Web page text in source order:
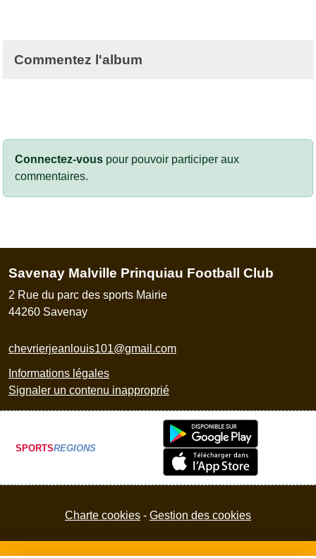
Commentez l'album
Connectez-vous pour pouvoir participer aux
commentaires.
Savenay Malville Prinquiau Football Club
2 Rue du parc des sports Mairie
44260 Savenay
chevrierjeanlouis101@gmail.com
Informations légales
Signaler un contenu inapproprié
SPORTSREGIONS
Charte cookies Gestion des cookies